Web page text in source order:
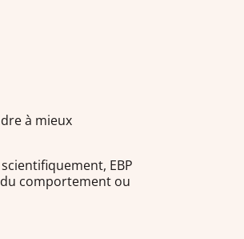
à mieux
EBP
comportement ou